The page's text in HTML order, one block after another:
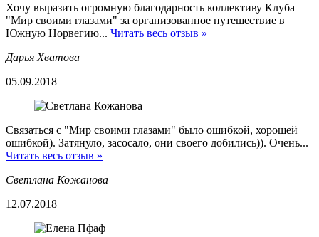
Хочу выразить огромную благодарность коллективу Клуба
"Мир своими глазами" за организованное путешествие в
Южную Норвегию... Читать весь отзыв »
Дарья Хватова
05.09.2018
Связаться с "Мир своими глазами" было ошибкой, хорошей
ошибкой). Затянуло, засосало, они своего добились)). Очень...
Читать весь отзыв »
Светлана Кожанова
12.07.2018